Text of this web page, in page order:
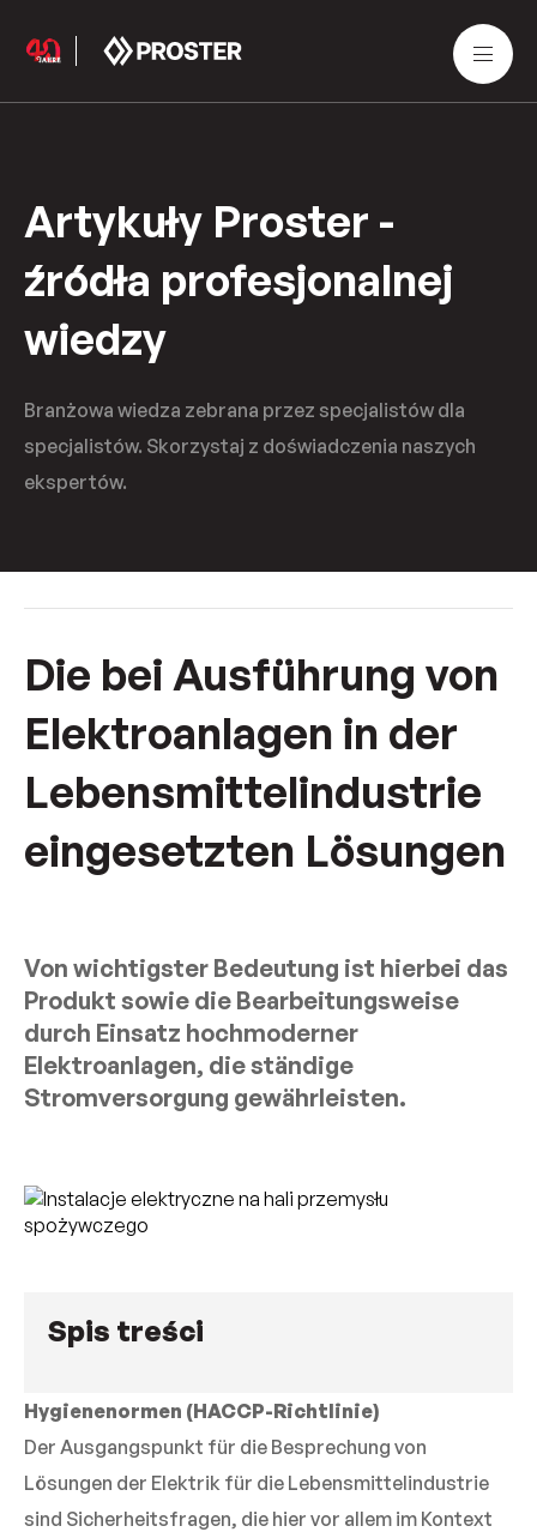
Artykuły Proster -
źródła profesjonalnej
wiedzy
Branżowa wiedza zebrana przez specjalistów dla
specjalistów. Skorzystaj z doświadczenia naszych
ekspertów.
Die bei Ausführung von
Elektroanlagen in der
Lebensmittelindustrie
eingesetzten Lösungen
Von wichtigster Bedeutung ist hierbei das
Produkt sowie die Bearbeitungsweise
durch Einsatz hochmoderner
Elektroanlagen, die ständige
Stromversorgung gewährleisten.
Spis treści
Hygienenormen (HACCP-Richtlinie)
Der Ausgangspunkt für die Besprechung von
Lösungen der Elektrik für die Lebensmittelindustrie
sind Sicherheitsfragen, die hier vor allem im Kontext